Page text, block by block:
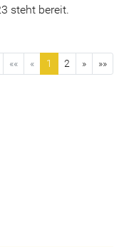
steht bereit.
«« « 1 2 » »»